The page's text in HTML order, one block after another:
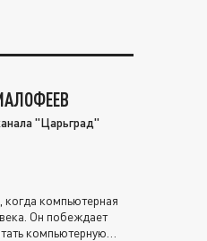
"Царьград"
компьютерная
Он побеждает
компьютерную